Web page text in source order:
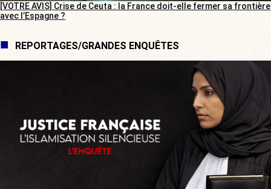
[VOTRE AVIS] Crise de Ceuta : la France doit-elle fermer sa frontière
avec l’Espagne ?
REPORTAGES/GRANDES ENQUÊTES